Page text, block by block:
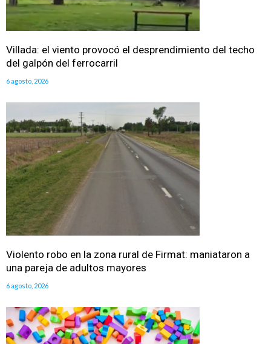
Villada: el viento provocó el desprendimiento del techo
del galpón del ferrocarril
6 agosto, 2026
Violento robo en la zona rural de Firmat: maniataron a
una pareja de adultos mayores
6 agosto, 2026